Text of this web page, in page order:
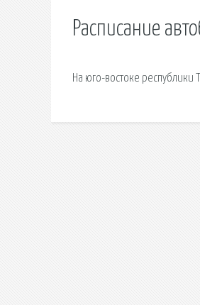
Расписание
На юго-востоке республики